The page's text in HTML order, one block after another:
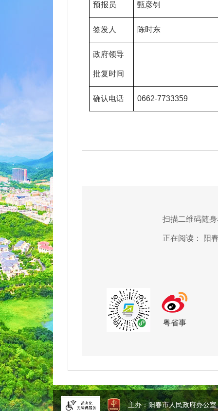
预报员 甄彦钊
签发人 陈时东
政府领导
批复时间
确认电话 0662-7733359
扫描二维码随
正在阅读： 阳
粤省事
主办：阳春市人民政府办公室